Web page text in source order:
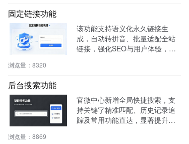
固定链接功能
该功能支持语义化永久链接生
成，自动转拼音、批量适配全站
链接，强化SEO与用户体验，兼
浏览量： 8320
后台搜索功能
官微中心新增全局快捷搜索，支
持关键字精准匹配、历史记录追
踪及常用功能直达，显著提升后
浏览量： 8869